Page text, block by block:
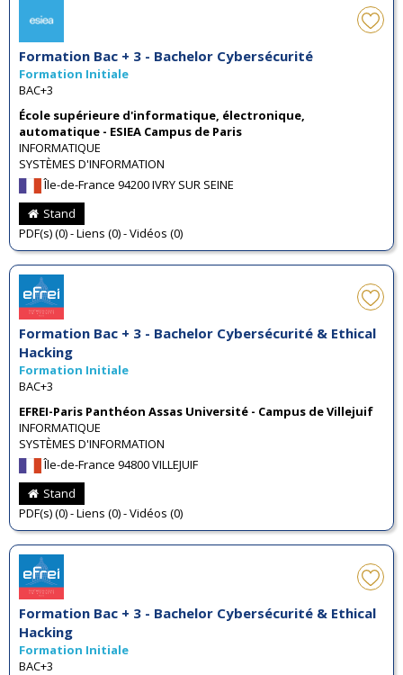
Formation Bac + 3 - Bachelor Cybersécurité
Formation Initiale
BAC+3
École supérieure d'informatique, électronique,
automatique - ESIEA Campus de Paris
INFORMATIQUE
SYSTÈMES D'INFORMATION
Île-de-France 94200 IVRY SUR SEINE
Stand
PDF(s) (0) - Liens (0) - Vidéos (0)
Formation Bac + 3 - Bachelor Cybersécurité & Ethical
Hacking
Formation Initiale
BAC+3
EFREI-Paris Panthéon Assas Université - Campus de Villejuif
INFORMATIQUE
SYSTÈMES D'INFORMATION
Île-de-France 94800 VILLEJUIF
Stand
PDF(s) (0) - Liens (0) - Vidéos (0)
Formation Bac + 3 - Bachelor Cybersécurité & Ethical
Hacking
Formation Initiale
BAC+3